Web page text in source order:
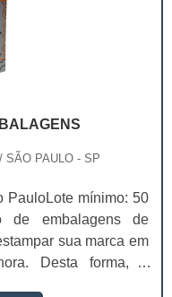
/ SÃO PAULO - SP
PauloLote mínimo: 50
de embalagens de
sua marca em
Desta forma, é